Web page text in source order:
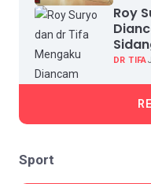
Roy
dan
DR TIFA
Sport